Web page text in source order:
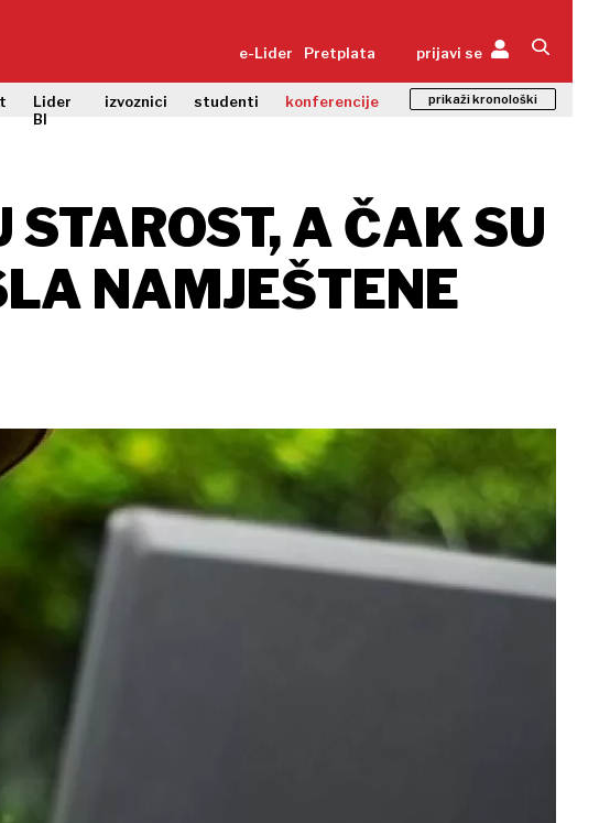
e-Lider Pretplata prijavi se
Lider
BI
izvoznici studenti konferencije prikaži kronološki
STAROST, A ČAK SU
NAMJEŠTENE